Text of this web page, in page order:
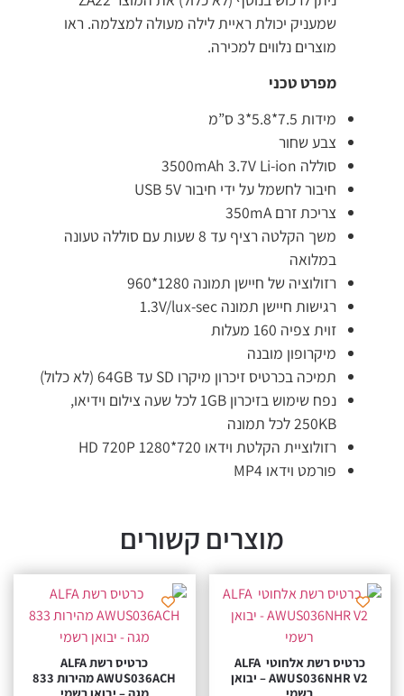
שמעניק יכולת ראיית לילה מעולה למצלמה. ראו
מוצרים נלווים למכירה.
מפרט טכני
מידות 7.5*5.8*3 ס”מ
צבע שחור
סוללה 3500mAh 3.7V Li-ion
חיבור לחשמל על ידי חיבור USB 5V
צריכת זרם 350mA
משך הקלטה רציף עד 8 שעות עם סוללה טעונה
במלואה
רזולוציה של חיישן תמונה 1280*960
רגישות חיישן תמונה 1.3V/lux-sec
זוית צפיה 160 מעלות
מיקרופון מובנה
תמיכה בכרטיס זיכרון מיקרו SD עד 64GB (לא כלול)
נפח שימוש בזיכרון 1GB לכל שעה צילום וידיאו,
250KB לכל תמונה
רזולוציית הקלטת וידאו HD 720P 1280*720
פורמט וידאו MP4
מוצרים קשורים
כרטיס רשת אלחוטי ALFA
AWUS036NHR V2 – יבואן
כרטיס רשת ALFA
AWUS036ACH מהירות 833